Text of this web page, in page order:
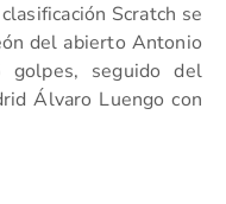
Scratch se
del abierto Antonio
seguido del
Álvaro Luengo con